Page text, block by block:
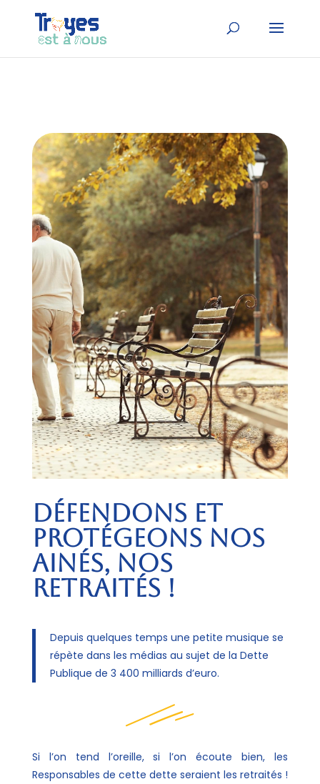
Défendons et
Protégeons nos
Ainés, nos
Retraités !
Depuis quelques temps une petite musique se
répète dans les médias au sujet de la Dette
Publique de 3 400 milliards d’euro.
Si l’on tend l’oreille, si l’on écoute bien, les
Responsables de cette dette seraient les retraités !